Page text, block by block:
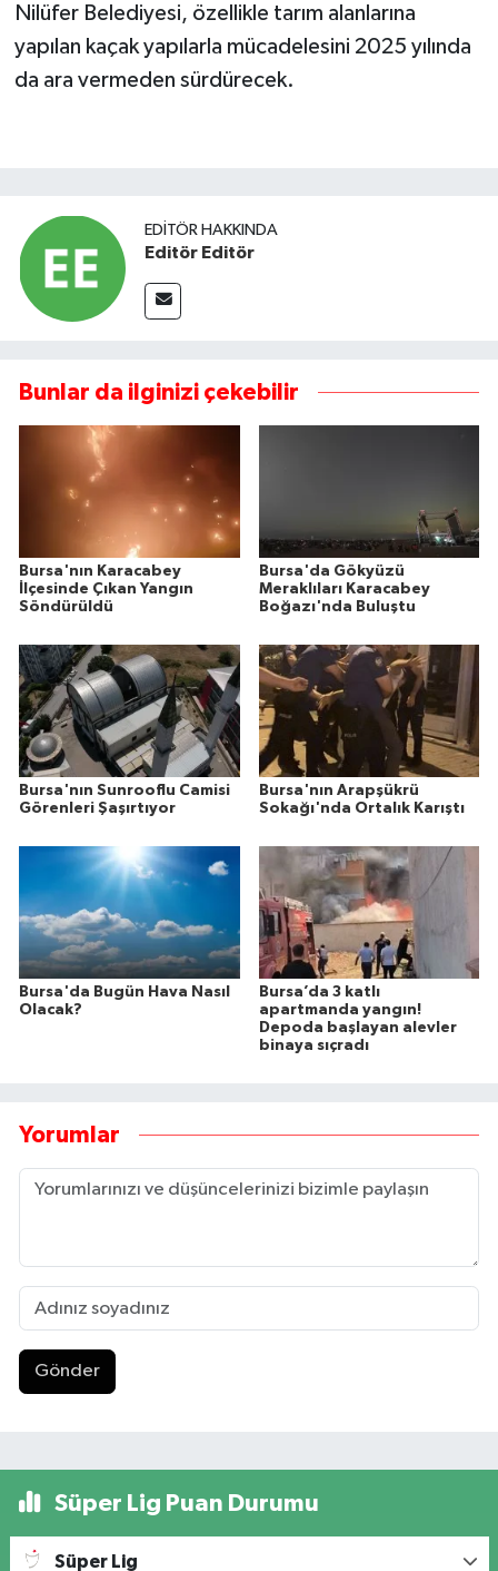
Nilüfer Belediyesi, özellikle tarım alanlarına
yapılan kaçak yapılarla mücadelesini 2025 yılında
da ara vermeden sürdürecek.
EDITÖR HAKKINDA
Editör Editör
Bunlar da ilginizi çekebilir
Bursa'nın Karacabey
İlçesinde Çıkan Yangın
Söndürüldü
Bursa'da Gökyüzü
Meraklıları Karacabey
Boğazı'nda Buluştu
Bursa'nın Sunrooflu Camisi
Görenleri Şaşırtıyor
Bursa'nın Arapşükrü
Sokağı'nda Ortalık Karıştı
Bursa'da Bugün Hava Nasıl
Olacak?
Bursa’da 3 katlı
apartmanda yangın!
Depoda başlayan alevler
binaya sıçradı
Yorumlar
Gönder
Süper Lig Puan Durumu
Süper Lig